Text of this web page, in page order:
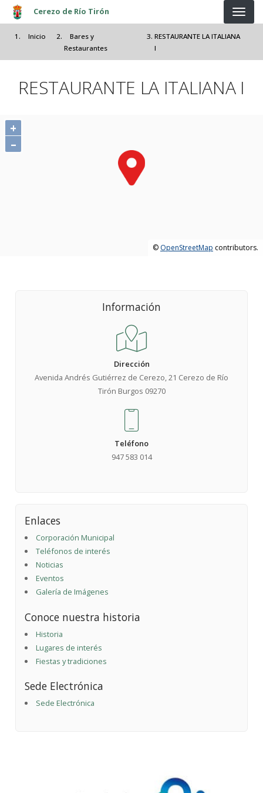
Pasar al contenido principal
Cerezo de Río Tirón
Inicio
Bares y
Restaurantes
RESTAURANTE LA ITALIANA
I
RESTAURANTE LA ITALIANA I
+
–
© OpenStreetMap contributors.
Información
Dirección
Avenida Andrés Gutiérrez de Cerezo, 21 Cerezo de Río
Tirón Burgos 09270
Teléfono
947 583 014
Enlaces
Corporación Municipal
Teléfonos de interés
Noticias
Eventos
Galería de Imágenes
Conoce nuestra historia
Historia
Lugares de interés
Fiestas y tradiciones
Sede Electrónica
Sede Electrónica